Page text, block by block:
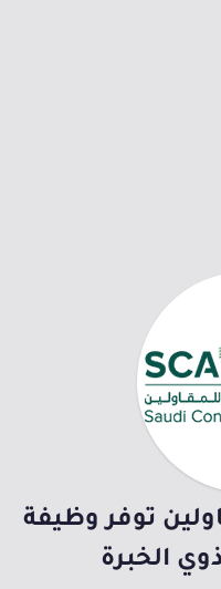
توفر وظيفة
الخبرة